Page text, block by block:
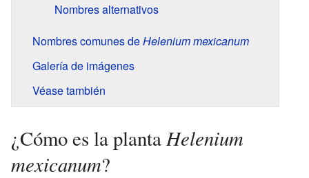
Nombres alternativos
Nombres comunes deHelenium mexicanum
Galería de imágenes
Véase también
¿Cómo es la plantaHelenium
mexicanum?